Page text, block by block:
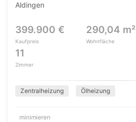
Aldingen
399.900 €
Kaufpreis
290,04 m²
Wohnfläche
11
Zimmer
Zentralheizung Ölheizung
minimieren